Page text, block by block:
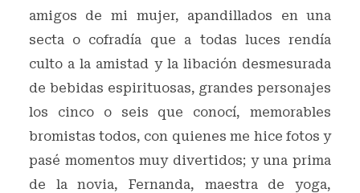
amigos de mi mujer, apandillados en una
secta o cofradía que a todas luces rendía
culto a la amistad y la libación desmesurada
de bebidas espirituosas, grandes personajes
los cinco o seis que conocí, memorables
bromistas todos, con quienes me hice fotos y
pasé momentos muy divertidos; y una prima
de la novia, Fernanda, maestra de yoga,